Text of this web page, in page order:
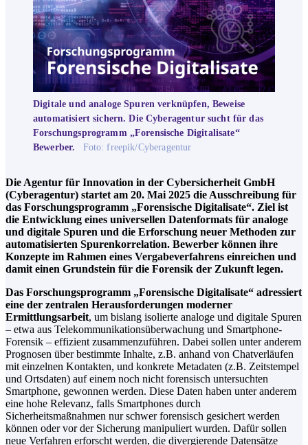
Digitale und analoge Spuren verknüpfen, Beweise
automatisiert sichern. Die Cyberagentur sucht für das
Forschungsprogramm „Forensische Digitalisate“
Bewerber.
Foto: freepik/Cyberagentur
Die Agentur für Innovation in der Cybersicherheit GmbH
(Cyberagentur) startet am 20. Mai 2025 die Ausschreibung für
das Forschungsprogramm „Forensische Digitalisate“. Ziel ist
die Entwicklung eines universellen Datenformats für analoge
und digitale Spuren und die Erforschung neuer Methoden zur
automatisierten Spurenkorrelation. Bewerber können ihre
Konzepte im Rahmen eines Vergabeverfahrens einreichen und
damit einen Grundstein für die Forensik der Zukunft legen.
Das Forschungsprogramm „Forensische Digitalisate“ adressiert
eine der zentralen Herausforderungen moderner
Ermittlungsarbeit, um bislang isolierte analoge und digitale Spuren
– etwa aus Telekommunikationsüberwachung und Smartphone-
Forensik – effizient zusammenzuführen. Dabei sollen unter anderem
Prognosen über bestimmte Inhalte, z.B. anhand von Chatverläufen
mit einzelnen Kontakten, und konkrete Metadaten (z.B. Zeitstempel
und Ortsdaten) auf einem noch nicht forensisch untersuchten
Smartphone, gewonnen werden. Diese Daten haben unter anderem
eine hohe Relevanz, falls Smartphones durch
Sicherheitsmaßnahmen nur schwer forensisch gesichert werden
können oder vor der Sicherung manipuliert wurden. Dafür sollen
neue Verfahren erforscht werden, die divergierende Datensätze